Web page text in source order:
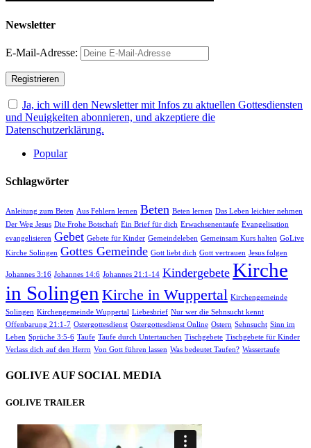
Newsletter
E-Mail-Adresse:
Ja, ich will den Newsletter mit Infos zu aktuellen Gottesdiensten
und Neuigkeiten abonnieren, und akzeptiere die
Datenschutzerklärung.
Popular
Schlagwörter
Anleitung zum Beten Aus Fehlern lernen Beten Beten lernen Das Leben leichter nehmen
Der Weg Jesus Die Frohe Botschaft Ein Brief für dich Erwachsenentaufe Evangelisation
evangelisieren Gebet Gebete für Kinder Gemeindeleben Gemeinsam Kurs halten GoLive
Kirche Solingen Gottes Gemeinde Gott liebt dich Gott vertrauen Jesus folgen
Johannes 3:16 Johannes 14:6 Johannes 21:1-14 Kindergebete Kirche
in Solingen Kirche in Wuppertal Kirchengemeinde
Solingen Kirchengemeinde Wuppertal Liebesbrief Nur wer die Sehnsucht kennt
Offenbarung 21:1-7 Ostergottesdienst Ostergottesdienst Online Ostern Sehnsucht Sinn im
Leben Sprüche 3:5-6 Taufe Taufe durch Untertauchen Tischgebete Tischgebete für Kinder
Verlass dich auf den Herrn Von Gott führen lassen Was bedeutet Taufen? Wassertaufe
GOLIVE AUF SOCIAL MEDIA
GOLIVE TRAILER